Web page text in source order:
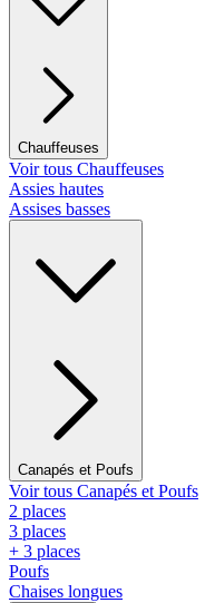
Chauffeuses
Voir tous Chauffeuses
Assies hautes
Assises basses
Canapés et Poufs
Voir tous Canapés et Poufs
2 places
3 places
+ 3 places
Poufs
Chaises longues